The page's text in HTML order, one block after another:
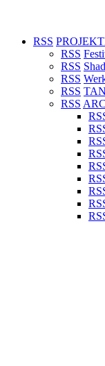
RSS
RSS
RSS
RSS
RSS
RSS